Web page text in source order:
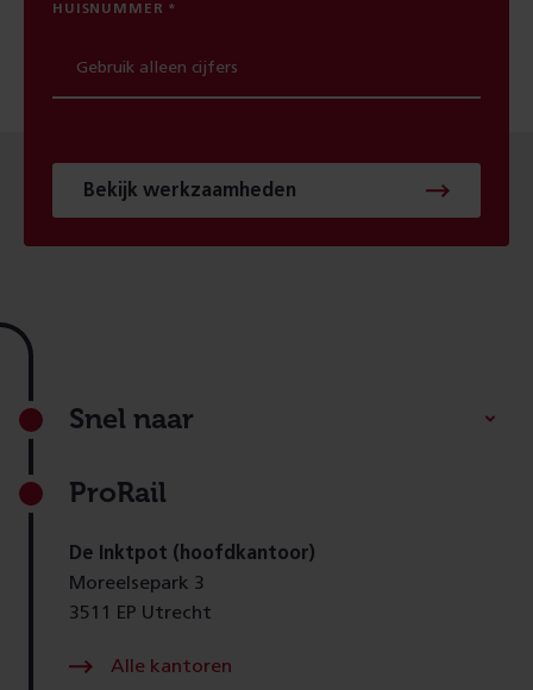
HUISNUMMER
Bekijk werkzaamheden
Footer
Snel naar
ProRail
De Inktpot (hoofdkantoor)
Moreelsepark 3
3511 EP Utrecht
Alle kantoren